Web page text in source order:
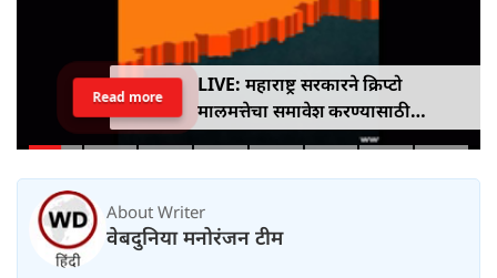
LIVE: महाराष्ट्र सरकारने क्रिप्टो
मालमत्तेचा समावेश करण्यासाठी
एमपीआयडी कायद्यात दुरुस्ती केली
Read more
About Writer
वेबदुनिया मनोरंजन टीम